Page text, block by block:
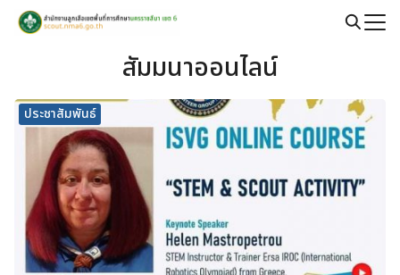
Skip
สัมมนาออนไลน์
ประชาสัมพันธ์